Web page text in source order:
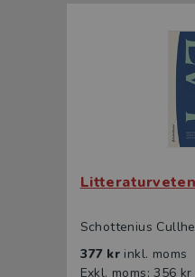
Schottenius
377 kr inkl. moms
Exkl. moms: 356 kr